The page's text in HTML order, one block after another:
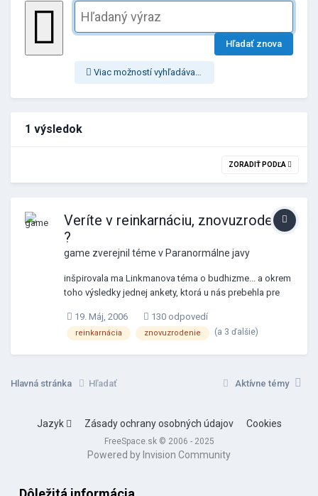
Hľadať znova
Viac možností vyhľadávania
1 výsledok
ZORADIŤ PODĽA
Veríte v reinkarnáciu, znovuzrodenie
?
game zverejnil téme v Paranormálne javy
inšpirovala ma Linkmanova téma o budhizme... a okrem
toho výsledky jednej ankety, ktorá u nás prebehla pre
predchádzajúcom sčítaní ľudu sa ku kresťanstvu hlásilo
viac ako 70 % obyvateľstva isteže ... políčko zaškrtli aj
iného pýtali respondentov, či veria v nejakú formu
znovuzrodenia, v reinkarnáciu ... výsledky boli udivujúce:
krajiny verí v znovuzrodenie ... / napadajú ma pritom
neuspokojuje vidina posledného súdu a rozdeľovanie
duší do neba a do pekla a váženie na váhach ... zrejme
opustiť toto slzavé údolie navždy ... / ako to je ? veríte,
19. Máj, 2006 130 odpovedí
reinkarnácia znovuzrodenie (a 3 ďalšie)
Aktívne témy
Hlavná stránka Hľadať
Jazyk Zásady ochrany osobných údajov Cookies
FreeSpace.sk © 2006 - 2025
Powered by Invision Community